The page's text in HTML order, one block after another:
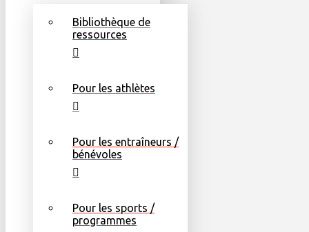
Bibliothèque de
ressources
Pour les athlètes
Pour les entraîneurs /
bénévoles
Pour les sports /
programmes